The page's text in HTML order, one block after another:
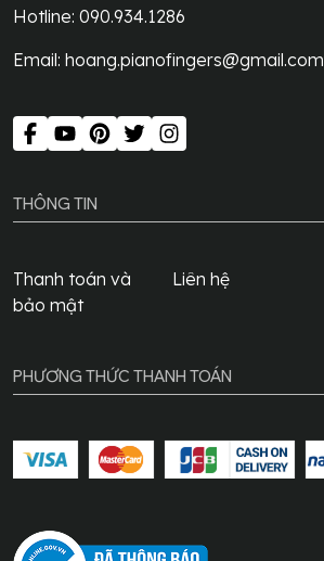
Hotline: 090.934.1286
Email: hoang.pianofingers@gmail.com
THÔNG TIN
Thanh toán và
bảo mật
Liên hệ
PHƯƠNG THỨC THANH TOÁN